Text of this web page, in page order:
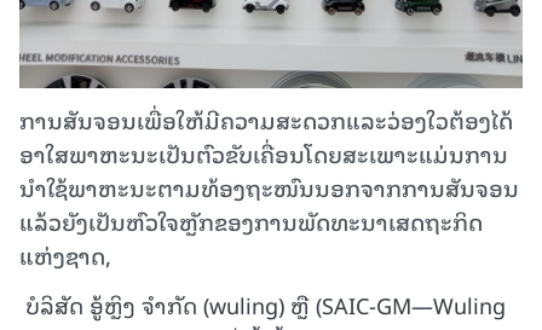
ການສັນຈອນເພື່ອໃຫ້ມີຄວາມສະດວກແລະວ່ອງໃວຕ້ອງໄດ້
ອາໃສພາຫະນະເປັນຕົວຂັບເຄື່ອນໂດຍສະເພາະແມ່ນການ
ນຳໃຊ້ພາຫະນະຕາມທ້ອງຖະໜົນນອກຈາກການສັນຈອນ
ແລ້ວຍັງເປັນຫົວໃຈຫຼັກຂອງການພັດທະນາເສດຖະກິດ
ແຫ່ງຊາດ,
ບໍລິສັດ ອູ້ຫຼິງ ຈຳກັດ (wuling) ຫຼື (SAIC-GM—Wuling